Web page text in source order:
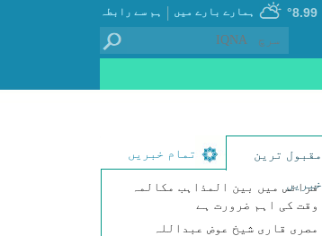
ہم سے رابطہ | ہمارے بارے میں 8.99°
مقبول ترین
خبریں
تمام خبریں
فرانس میں بین المذاہب مکالمہ
وقت کی اہم ضرورت ہے
مصری قاری شیخ عوض عبداللہ